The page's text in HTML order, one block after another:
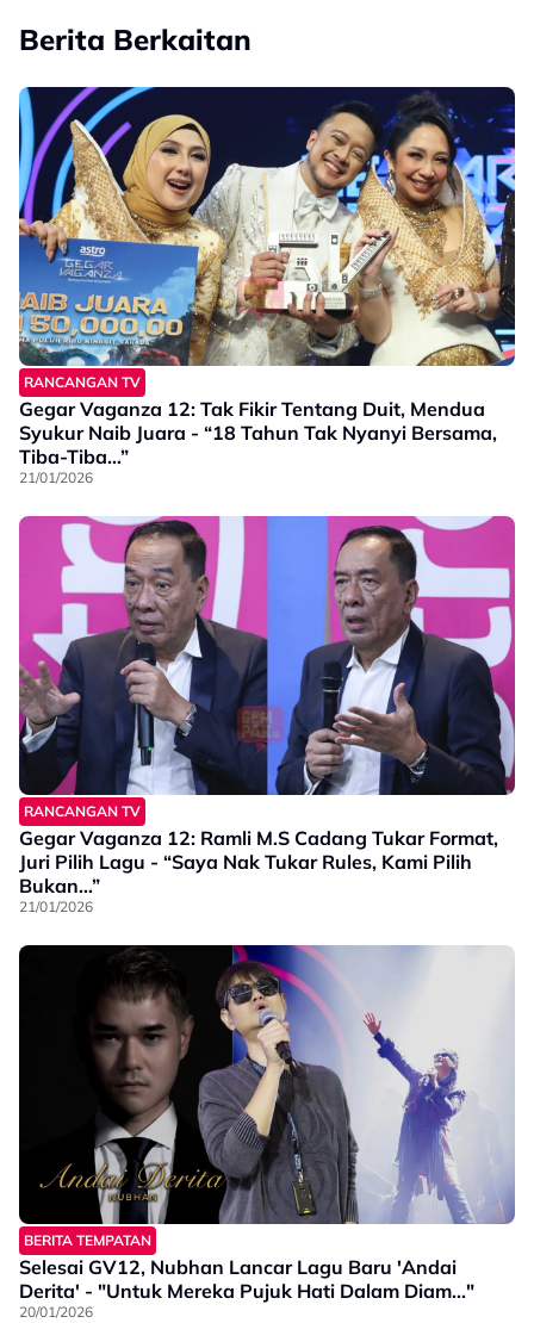
Berita Berkaitan
RANCANGAN TV
Gegar Vaganza 12: Tak Fikir Tentang Duit, Mendua
Syukur Naib Juara - “18 Tahun Tak Nyanyi Bersama,
Tiba-Tiba…”
21/01/2026
RANCANGAN TV
Gegar Vaganza 12: Ramli M.S Cadang Tukar Format,
Juri Pilih Lagu - “Saya Nak Tukar Rules, Kami Pilih
Bukan…”
21/01/2026
BERITA TEMPATAN
Selesai GV12, Nubhan Lancar Lagu Baru 'Andai
Derita' - "Untuk Mereka Pujuk Hati Dalam Diam..."
20/01/2026